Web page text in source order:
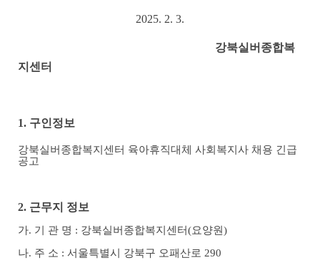
2025. 2. 3.
강북실버종합복
지센터
1. 구인정보
강북실버종합복지센터 육아휴직대체 사회복지사 채용 긴급
공고
2. 근무지 정보
가. 기 관 명 : 강북실버종합복지센터(요양원)
나. 주 소 : 서울특별시 강북구 오패산로 290